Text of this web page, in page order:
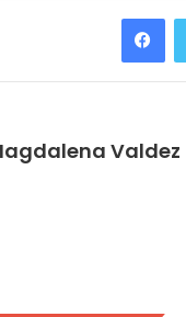
Valdez